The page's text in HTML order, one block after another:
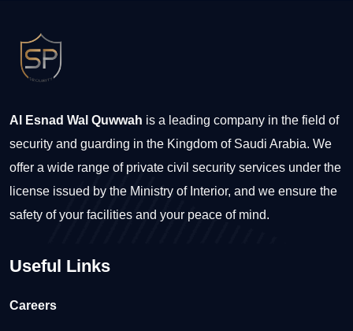
Al Esnad Wal Quwwah is a leading company in the field of
security and guarding in the Kingdom of Saudi Arabia. We
offer a wide range of private civil security services under the
license issued by the Ministry of Interior, and we ensure the
safety of your facilities and your peace of mind.
Useful Links
Careers